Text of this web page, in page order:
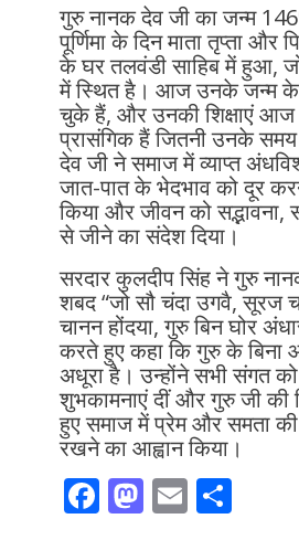
गुरु नानक देव जी का जन्म
पूर्णिमा के दिन माता तृप्ता और
के घर तलवंडी साहिब में हुआ,
में स्थित है। आज उनके जन्म के
चुके हैं, और उनकी शिक्षाएं आज
प्रासंगिक हैं जितनी उनके
देव जी ने समाज में व्याप्त
जात-पात के भेदभाव को दूर
किया और जीवन को
से जीने का संदेश दिया।
सरदार कुलदीप सिंह ने गुरु
शबद “जो सौ चंदा उगवै, सूरज
चानन होंदया, गुरु बिन घोर
करते हुए कहा कि गुरु के बिना
अधूरा है। उन्होंने सभी संगत को
शुभकामनाएं दीं और गुरु जी की
हुए समाज में प्रेम और समता की
रखने का आह्वान किया।
F M E S